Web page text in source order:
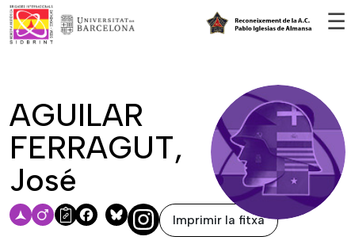
☰
AGUILAR
FERRAGUT,
José
Facebook
Bluesky Imprimir la fitxa